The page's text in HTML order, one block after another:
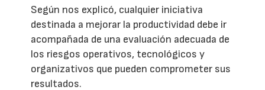
Según nos explicó, cualquier iniciativa
destinada a mejorar la productividad debe ir
acompañada de una evaluación adecuada de
los riesgos operativos, tecnológicos y
organizativos que pueden comprometer sus
resultados.